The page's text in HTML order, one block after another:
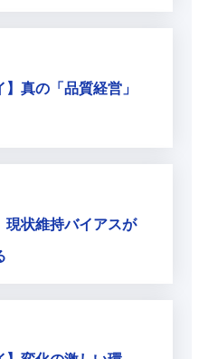
】真の「品質経営」
現状維持バイアスが